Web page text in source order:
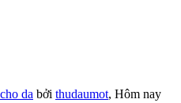
da bởi thudaumot, Hôm nay